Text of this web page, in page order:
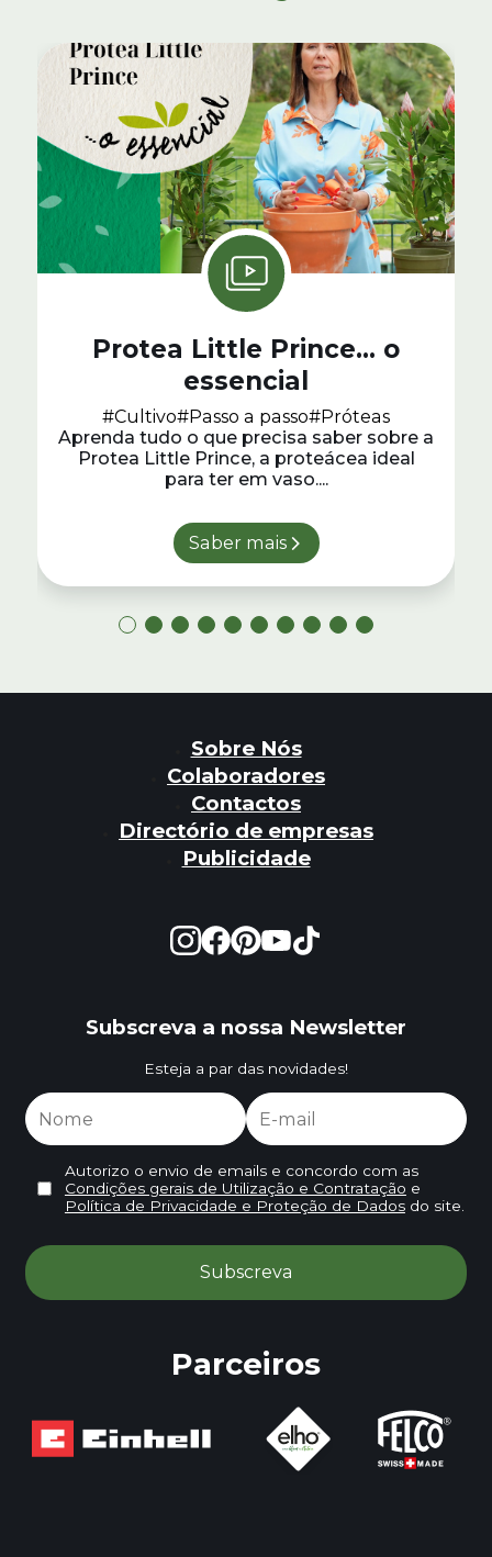
Protea Little Prince… o
essencial
#Cultivo#Passo a passo#Próteas
Aprenda tudo o que precisa saber sobre a
Protea Little Prince, a proteácea ideal
para ter em vaso....
Saber mais
Sobre Nós
Colaboradores
Contactos
Directório de empresas
Publicidade
Subscreva a nossa Newsletter
Esteja a par das novidades!
Autorizo o envio de emails e concordo com as
Condições gerais de Utilização e Contratação e
Política de Privacidade e Proteção de Dadosdo site.
Parceiros